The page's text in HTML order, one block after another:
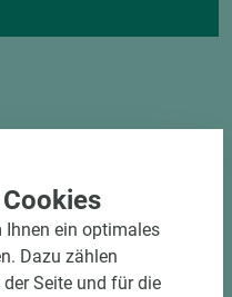
Ihnen ein optimales
Dazu zählen
Seite und für die